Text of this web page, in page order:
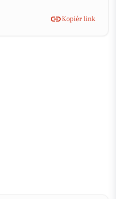
Kopiér link